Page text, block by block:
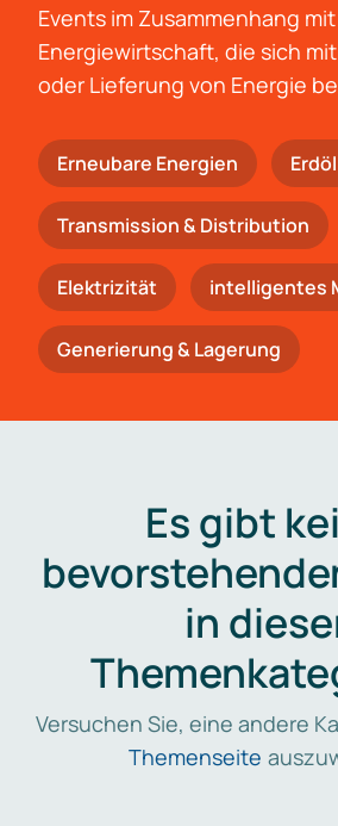
Events im Zusammenhang
Energiewirtschaft, die sich
oder Lieferung von Energie
Erneubare Energien
Trans­mis­si­on & Distribution
Elektrizität intelligentes
Generierung & Lagerung
Es gibt
in
Versuchen Sie, eine andere
Themenseite